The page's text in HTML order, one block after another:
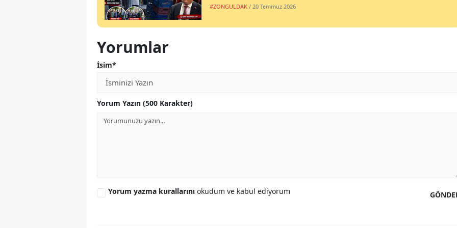
#ZONGULDAK / 20 Temmuz 2026
Yorumlar
İsim*
Yorum Yazın (500 Karakter)
Yorum yazma kurallarını okudum ve kabul ediyorum